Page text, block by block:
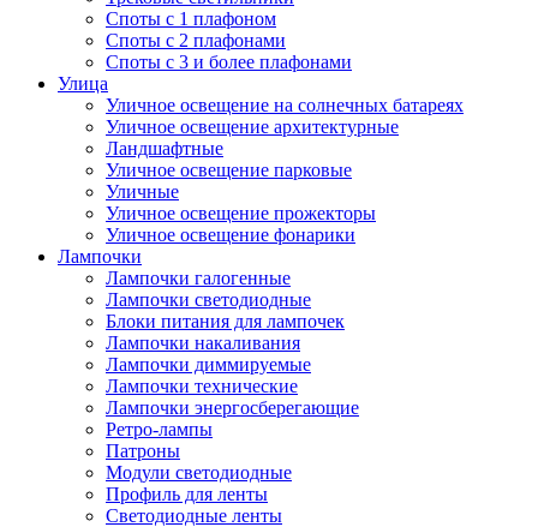
Споты с 1 плафоном
Споты с 2 плафонами
Споты с 3 и более плафонами
Улица
Уличное освещение на солнечных батареях
Уличное освещение архитектурные
Ландшафтные
Уличное освещение парковые
Уличные
Уличное освещение прожекторы
Уличное освещение фонарики
Лампочки
Лампочки галогенные
Лампочки светодиодные
Блоки питания для лампочек
Лампочки накаливания
Лампочки диммируемые
Лампочки технические
Лампочки энергосберегающие
Ретро-лампы
Патроны
Модули светодиодные
Профиль для ленты
Светодиодные ленты